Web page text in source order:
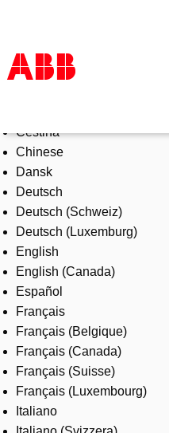
Products & Solutions
Industries
Services
About us
Where to buy
Contact us
Careers
Čeština
Chinese
Dansk
Deutsch
Deutsch (Schweiz)
Deutsch (Luxemburg)
English
English (Canada)
Español
Français
Français (Belgique)
Français (Canada)
Français (Suisse)
Français (Luxembourg)
Italiano